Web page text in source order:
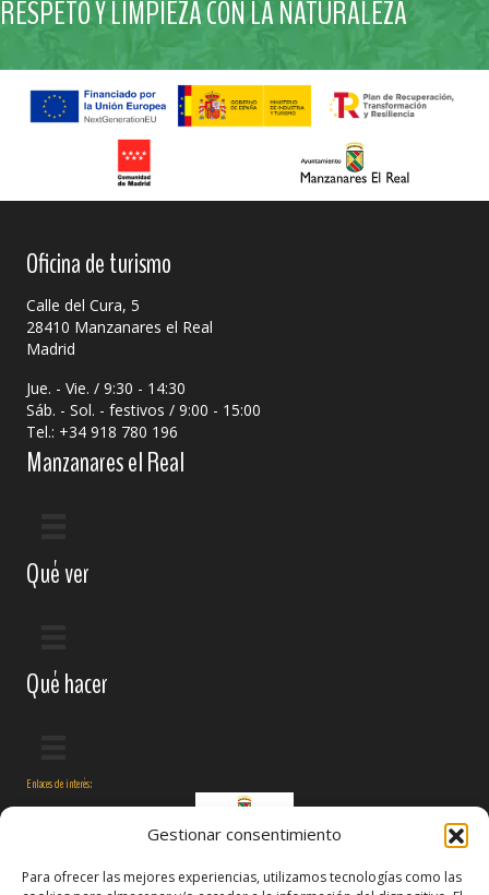
Gestionar consentimiento
Para ofrecer las mejores experiencias, utilizamos tecnologías como las
RESPETO Y LIMPIEZA CON LA NATURALEZA
Oficina de turismo
Calle del Cura, 5
28410 Manzanares el Real
Madrid
Jue. - Vie. / 9:30 - 14:30
Sáb. - Sol. - festivos / 9:00 - 15:00
Tel.: +34 918 780 196
Manzanares el Real
Qué ver
Qué hacer
Enlaces de interés: